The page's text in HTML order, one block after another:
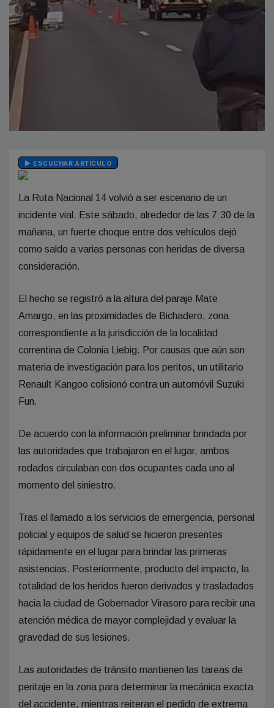
ESCUCHAR ARTÍCULO
La Ruta Nacional 14 volvió a ser escenario de un
incidente vial. Este sábado, alrededor de las 7:30 de la
mañana, un fuerte choque entre dos vehículos dejó
como saldo a varias personas con heridas de diversa
consideración.
El hecho se registró a la altura del paraje Mate
Amargo, en las proximidades de Bichadero, zona
correspondiente a la jurisdicción de la localidad
correntina de Colonia Liebig. Por causas que aún son
materia de investigación para los peritos, un utilitario
Renault Kangoo colisionó contra un automóvil Suzuki
Fun.
De acuerdo con la información preliminar brindada por
las autoridades que trabajaron en el lugar, ambos
rodados circulaban con dos ocupantes cada uno al
momento del siniestro.
Tras el llamado a los servicios de emergencia, personal
policial y equipos de salud se hicieron presentes
rápidamente en el lugar para brindar las primeras
asistencias. Posteriormente, producto del impacto, la
totalidad de los heridos fueron derivados y trasladados
hacia la ciudad de Gobernador Virasoro para recibir una
atención médica de mayor complejidad y evaluar la
gravedad de sus lesiones.
Las autoridades de tránsito mantienen las tareas de
peritaje en la zona para determinar la mecánica exacta
del accidente, mientras reiteran el pedido de extrema